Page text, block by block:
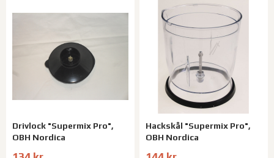
Drivlock "Supermix Pro",
OBH Nordica
Hackskål "Supermix Pro",
OBH Nordica